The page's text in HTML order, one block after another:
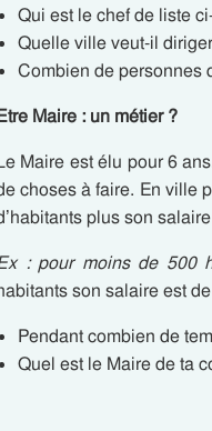
Qui est le chef de liste
Quelle ville veut-il
Combien de personnes
Maire : un métier ?
Maire est élu pour 6
choses à faire. En ville
plus son
: pour moins de 500
son salaire est
Pendant combien de
Quel est le Maire de ta